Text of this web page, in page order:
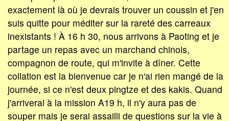
exactement là où je devrais trouver un coussin et j'en
suis quitte pour méditer sur la rareté des carreaux
inexistants ! À 16 h 30, nous arrivons à Paoting et je
partage un repas avec un marchand chinois,
compagnon de route, qui m'invite à dîner. Cette
collation est la bienvenue car je n'ai rien mangé de la
journée, si ce n'est deux pingtze et des kakis. Quand
j'arriverai à la mission A19 h, il n'y aura pas de
souper mais je serai assailli de questions sur la vie à